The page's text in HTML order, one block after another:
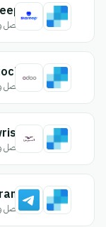
اتصل
اتصل
اتصل
اتصل